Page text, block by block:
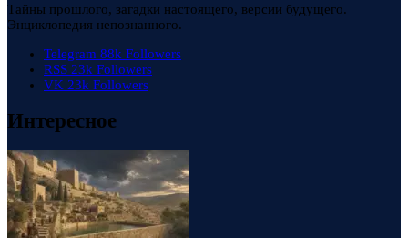
Тайны прошлого, загадки настоящего, версии будущего.
Энциклопедия непознанного.
Telegram 88k Followers
RSS 23k Followers
VK 23k Followers
Интересное